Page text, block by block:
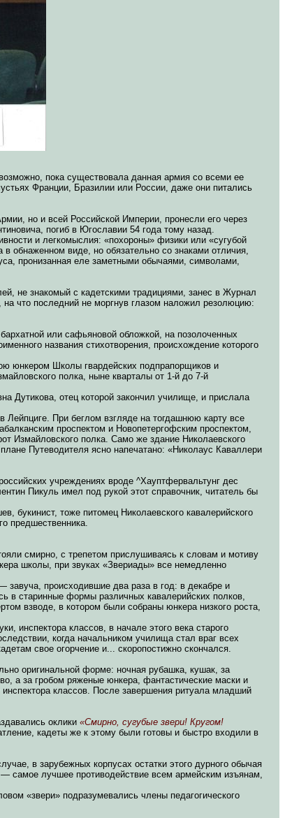
пока существовала данная армия со всеми ее
Франции, Бразилии или России, даже они питались
но и всей Российской Империи, пронесли его через
погиб в Югославии 54 года тому назад.
и легкомыслия: «похороны» физики или «сугубой
обнаженном виде, но обязательно со знаками отличия,
пронизанная еле заметными обычаями, символами,
не знакомый с кадетскими традициями, занес в Журнал
что последний не моргнув глазом наложил резолюцию:
или сафьяновой обложкой, на позолоченных
названия стихотворения, происхождение которого
юнкером Школы гвардейских подпрапорщиков и
полка, ныне кварталы от 1-й до 7-й
Дутикова, отец которой закончил училище, и прислала
При беглом взгляде на тогдашнюю карту все
проспектом и Новопетергофским проспектом,
Измайловского полка. Само же здание Николаевского
Путеводителя ясно напечатано: «Николаус Каваллери
учреждениях вроде ^Хауптфервальтунг дес
Пикуль имел под рукой этот справочник, читатель бы
букинист, тоже питомец Николаевского кавалерийского
предшественника.
смирно, с трепетом прислушиваясь к словам и мотиву
школы, при звуках «Звериады» все немедленно
происходившие два раза в год: в декабре и
в старинные формы различных кавалерийских полков,
взводе, в котором были собраны юнкера низкого роста,
инспектора классов, в начале этого века старого
когда начальником училища стал враг всех
свое огорчение и... скоропостижно скончался.
оригинальной форме: ночная рубашка, кушак, за
а за гробом ряженые юнкера, фантастические маски и
классов. После завершения ритуала младший
оклики «Смирно, сугубые звери! Кругом!
кадеты же к этому были готовы и быстро входили в
в зарубежных корпусах остатки этого дурного обычая
самое лучшее противодействие всем армейским изъянам,
«звери» подразумевались члены педагогического